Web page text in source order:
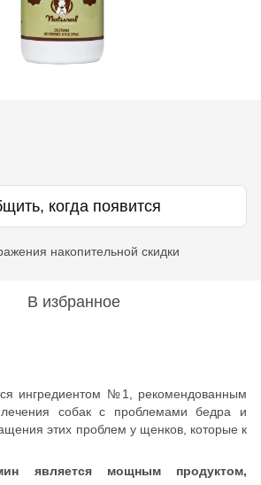
когда появится
накопительной скидки
В избранное
ингредиентом №1, рекомендованным
собак с проблемами бедра и
этих проблем у щенков, которые к
является мощным продуктом,